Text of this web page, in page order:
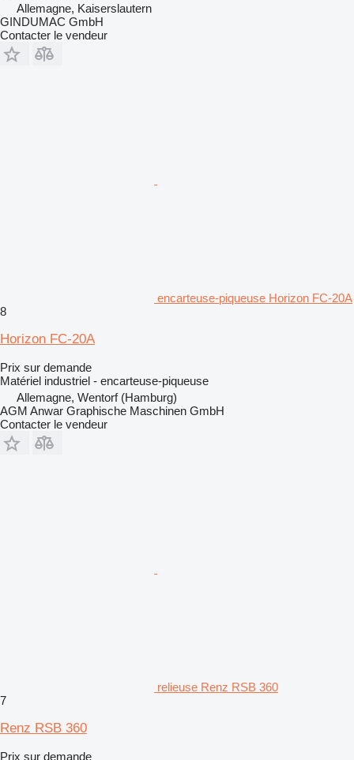
Allemagne, Kaiserslautern
GINDUMAC GmbH
Contacter le vendeur
encarteuse-piqueuse Horizon FC-20A
8
Horizon FC-20A
Prix sur demande
Matériel industriel - encarteuse-piqueuse
Allemagne, Wentorf (Hamburg)
AGM Anwar Graphische Maschinen GmbH
Contacter le vendeur
relieuse Renz RSB 360
7
Renz RSB 360
Prix sur demande